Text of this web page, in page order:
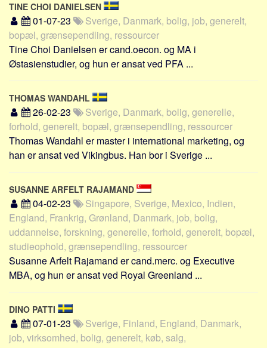
Forbrug
Social sikring og sundhed
Transport
Alle
Aspekter
Køb og salg
Økonomi
Jura og regler
Skatter og afgifter
Statistik
Praktisk
Alle
Meta
Dokumenttyper
Skribenter
Personer
Steder
TINE CHOI DANIELSEN
01-07-23
Sverige, Danmark, bolig, job, generelt,
bopæl, grænsependling, ressourcer
Tine Choi Danielsen er cand.oecon. og MA i
Østasienstudier, og hun er ansat ved PFA ...
THOMAS WANDAHL
26-02-23
Sverige, Danmark, bolig, generelle,
forhold, generelt, bopæl, grænsependling, ressourcer
Thomas Wandahl er master i international marketing, og
han er ansat ved Vikingbus. Han bor i Sverige ...
SUSANNE ARFELT RAJAMAND
04-02-23
Singapore, Sverige, Mexico, Indien,
England, Frankrig, Grønland, Danmark, job, bolig,
uddannelse, forskning, generelle, forhold, generelt, bopæl,
studieophold, grænsependling, ressourcer
Susanne Arfelt Rajamand er cand.merc. og Executive
MBA, og hun er ansat ved Royal Greenland ...
DINO PATTI
07-01-23
Sverige, Finland, England, Danmark,
job, virksomhed, bolig, generelt, køb, salg,